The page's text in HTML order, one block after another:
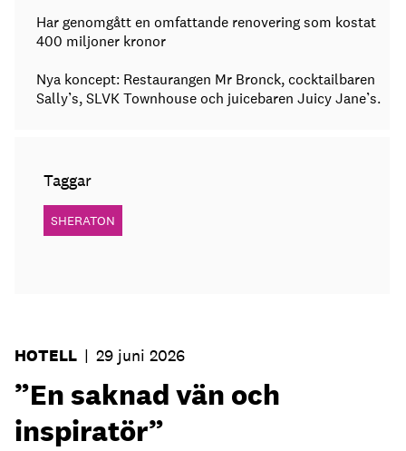
Har genomgått en omfattande renovering som kostat
400 miljoner kronor
Nya koncept: Restaurangen Mr Bronck, cocktailbaren
Sally’s, SLVK Townhouse och juicebaren Juicy Jane’s.
Taggar
SHERATON
HOTELL | 29 juni 2026
”En saknad vän och
inspiratör”